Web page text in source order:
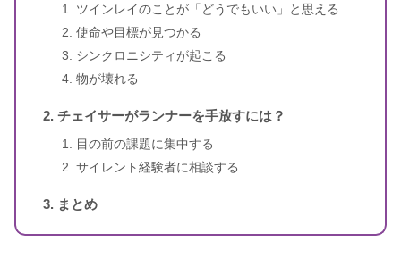
スピリカ（自己紹介はこちら）
ツインレイのことが「どうでもいい」と思える
使命や目標が見つかる
シンクロニシティが起こる
物が壊れる
チェイサーがランナーを手放すには？
目の前の課題に集中する
サイレント経験者に相談する
まとめ